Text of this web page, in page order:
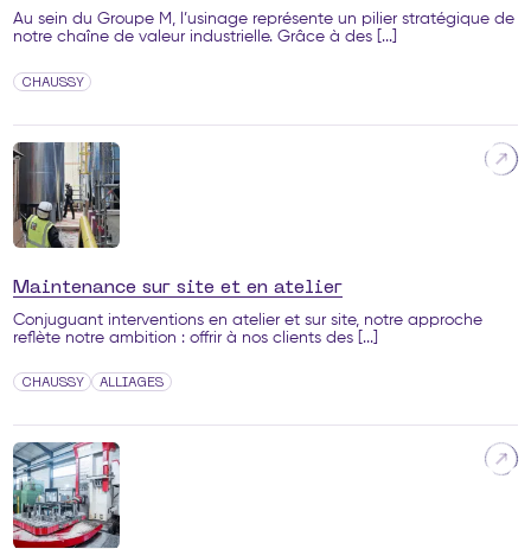
Au sein du Groupe M, l’usinage représente un pilier stratégique de
notre chaîne de valeur industrielle. Grâce à des [...]
CHAUSSY
Maintenance sur site et en atelier
Conjuguant interventions en atelier et sur site, notre approche
reflète notre ambition : offrir à nos clients des [...]
CHAUSSY ALLIAGES